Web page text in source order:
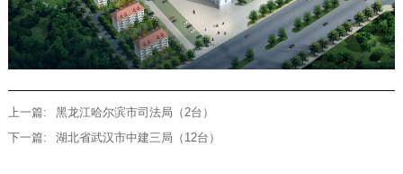
上一篇:
黑龙江哈尔滨市司法局（2台）
下一篇:
湖北省武汉市中建三局（12台）